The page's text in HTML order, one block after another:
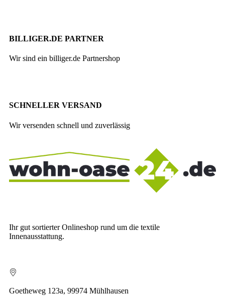
BILLIGER.DE PARTNER
Wir sind ein billiger.de Partnershop
SCHNELLER VERSAND
Wir versenden schnell und zuverlässig
Ihr gut sortierter Onlineshop rund um die textile
Innenausstattung.
Goetheweg 123a, 99974 Mühlhausen